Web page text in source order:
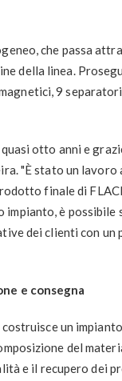
che passa
della linea.
9
otto anni e
"È stato un lavoro
finale di
impianto, è
dei clienti con
e consegna
un
del
e il recupero dei